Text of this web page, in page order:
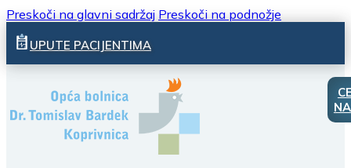
Preskoči na glavni sadržaj Preskoči na podnožje
UPUTE PACIJENTIMA